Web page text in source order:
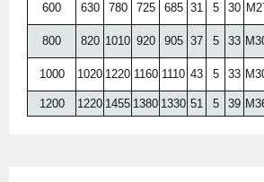
600 630 780 725 685 31 5 30
800 820 1010 920 905 37 5 33
1000 1020 1220 1160 1110 43 5 33
1200 1220 1455 1380 1330 51 5 39